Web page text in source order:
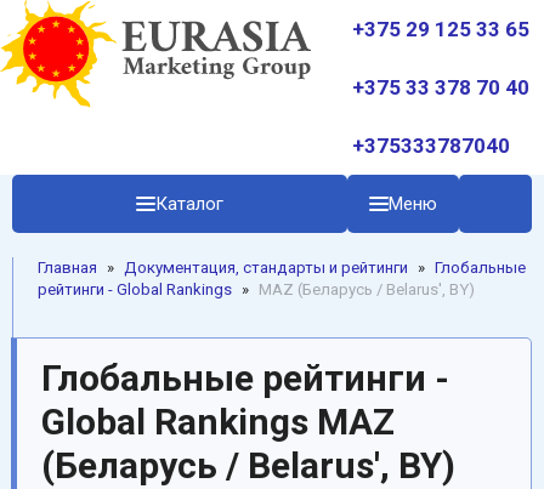
+375 29 125 33 65
+375 33 378 70 40
+375333787040
Каталог Меню
Главная » Документация, стандарты и рейтинги » Глобальные
рейтинги - Global Rankings » MAZ (Беларусь / Belarus', BY)
Глобальные рейтинги -
Global Rankings MAZ
(Беларусь / Belarus', BY)